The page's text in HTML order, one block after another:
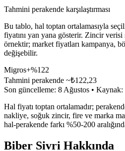
Tahmini perakende karşılaştırması
Bu tablo, hal toptan ortalamasıyla
fiyatını yan yana gösterir. Zincir
örnektir; market fiyatları kampanya,
değişebilir.
Migros+%122
Tahmini perakende ~₺122,23
Son güncelleme: 8 Ağustos • Kaynak:
Hal fiyatı toptan ortalamadır;
nakliye, soğuk zincir, fire ve marka
hal-perakende farkı %50-200
Biber Sivri Hakkında